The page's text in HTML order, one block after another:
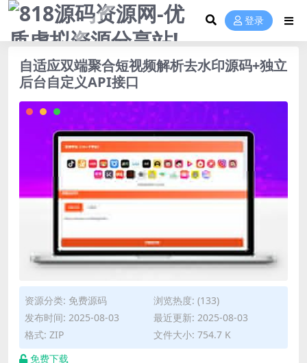
登录
自适应双端聚合短视频解析去水印源码+独立
后台自定义API接口
资源分类: 免费源码
浏览热度: (133)
发布时间: 2025-08-03
最近更新: 2025-08-03
格式: ZIP
文件大小: 754.7 K
免费下载